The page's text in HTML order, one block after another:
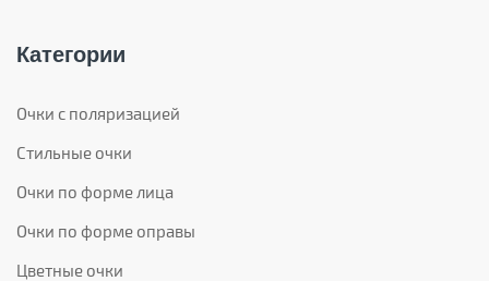
Категории
Очки с поляризацией
Стильные очки
Очки по форме лица
Очки по форме оправы
Цветные очки